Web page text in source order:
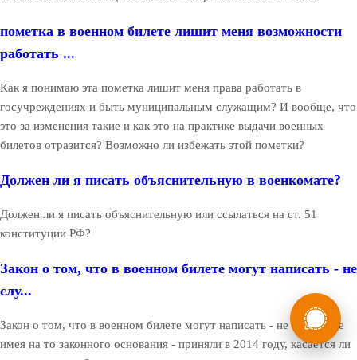
пометка в военном билете лишит меня возможности
работать ...
Как я понимаю эта пометка лишит меня права работать в
госучреждениях и быть муниципальным служащим? И вообще, что
это за изменения такие и как это на практике выдачи военных
билетов отразится? Возможно ли избежать этой пометки?
Должен ли я писать объяснительную в военкомате?
Должен ли я писать объяснительную или ссылаться на ст. 51
конституции РФ?
Закон о том, что в военном билете могут написать - не
слу...
Закон о том, что в военном билете могут написать - не служил не
имея на то законного основания - приняли в 2014 году, касается ли
Мы в
Бесплатная
консультация